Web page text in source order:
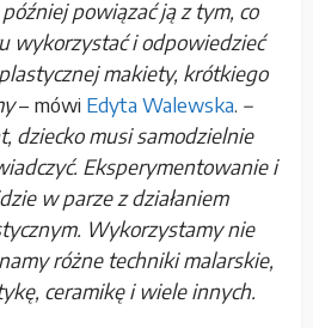
powiązać ją z tym, co
wykorzystać i odpowiedzieć
makiety, krótkiego
– mówi Edyta Walewska. –
dziecko musi samodzielnie
Eksperymentowanie i
w parze z działaniem
Wykorzystamy nie
różne techniki malarskie,
ceramikę i wiele innych.